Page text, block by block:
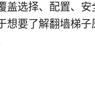
盖选择、配置、
想要了解翻墙梯